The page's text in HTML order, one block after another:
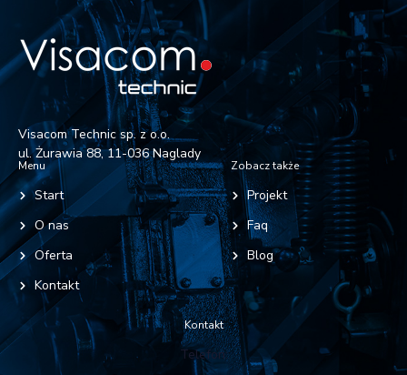
Visacom Technic sp. z o.o.
ul. Żurawia 88, 11-036 Naglady
Menu
Start
O nas
Oferta
Kontakt
Zobacz także
Projekt
Faq
Blog
Kontakt
Telefon: